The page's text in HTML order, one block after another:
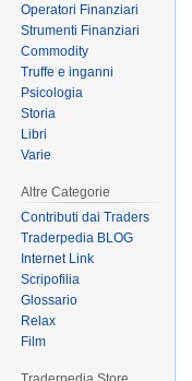
Operatori Finanziari
Strumenti Finanziari
Commodity
Truffe e inganni
Psicologia
Storia
Libri
Varie
Altre Categorie
Contributi dai Traders
Traderpedia BLOG
Internet Link
Scripofilia
Glossario
Relax
Film